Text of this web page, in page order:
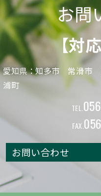
お問
【対
愛知県：知多市 常滑
浦町
TEL.
FAX.
お問い合わせ